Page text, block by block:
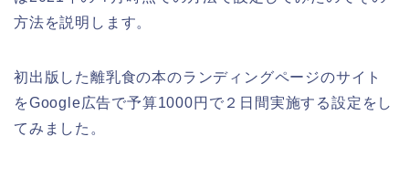
方法を説明します。
初出版した離乳食の本のランディングページのサイト
をGoogle広告で予算1000円で２日間実施する設定をし
てみました。